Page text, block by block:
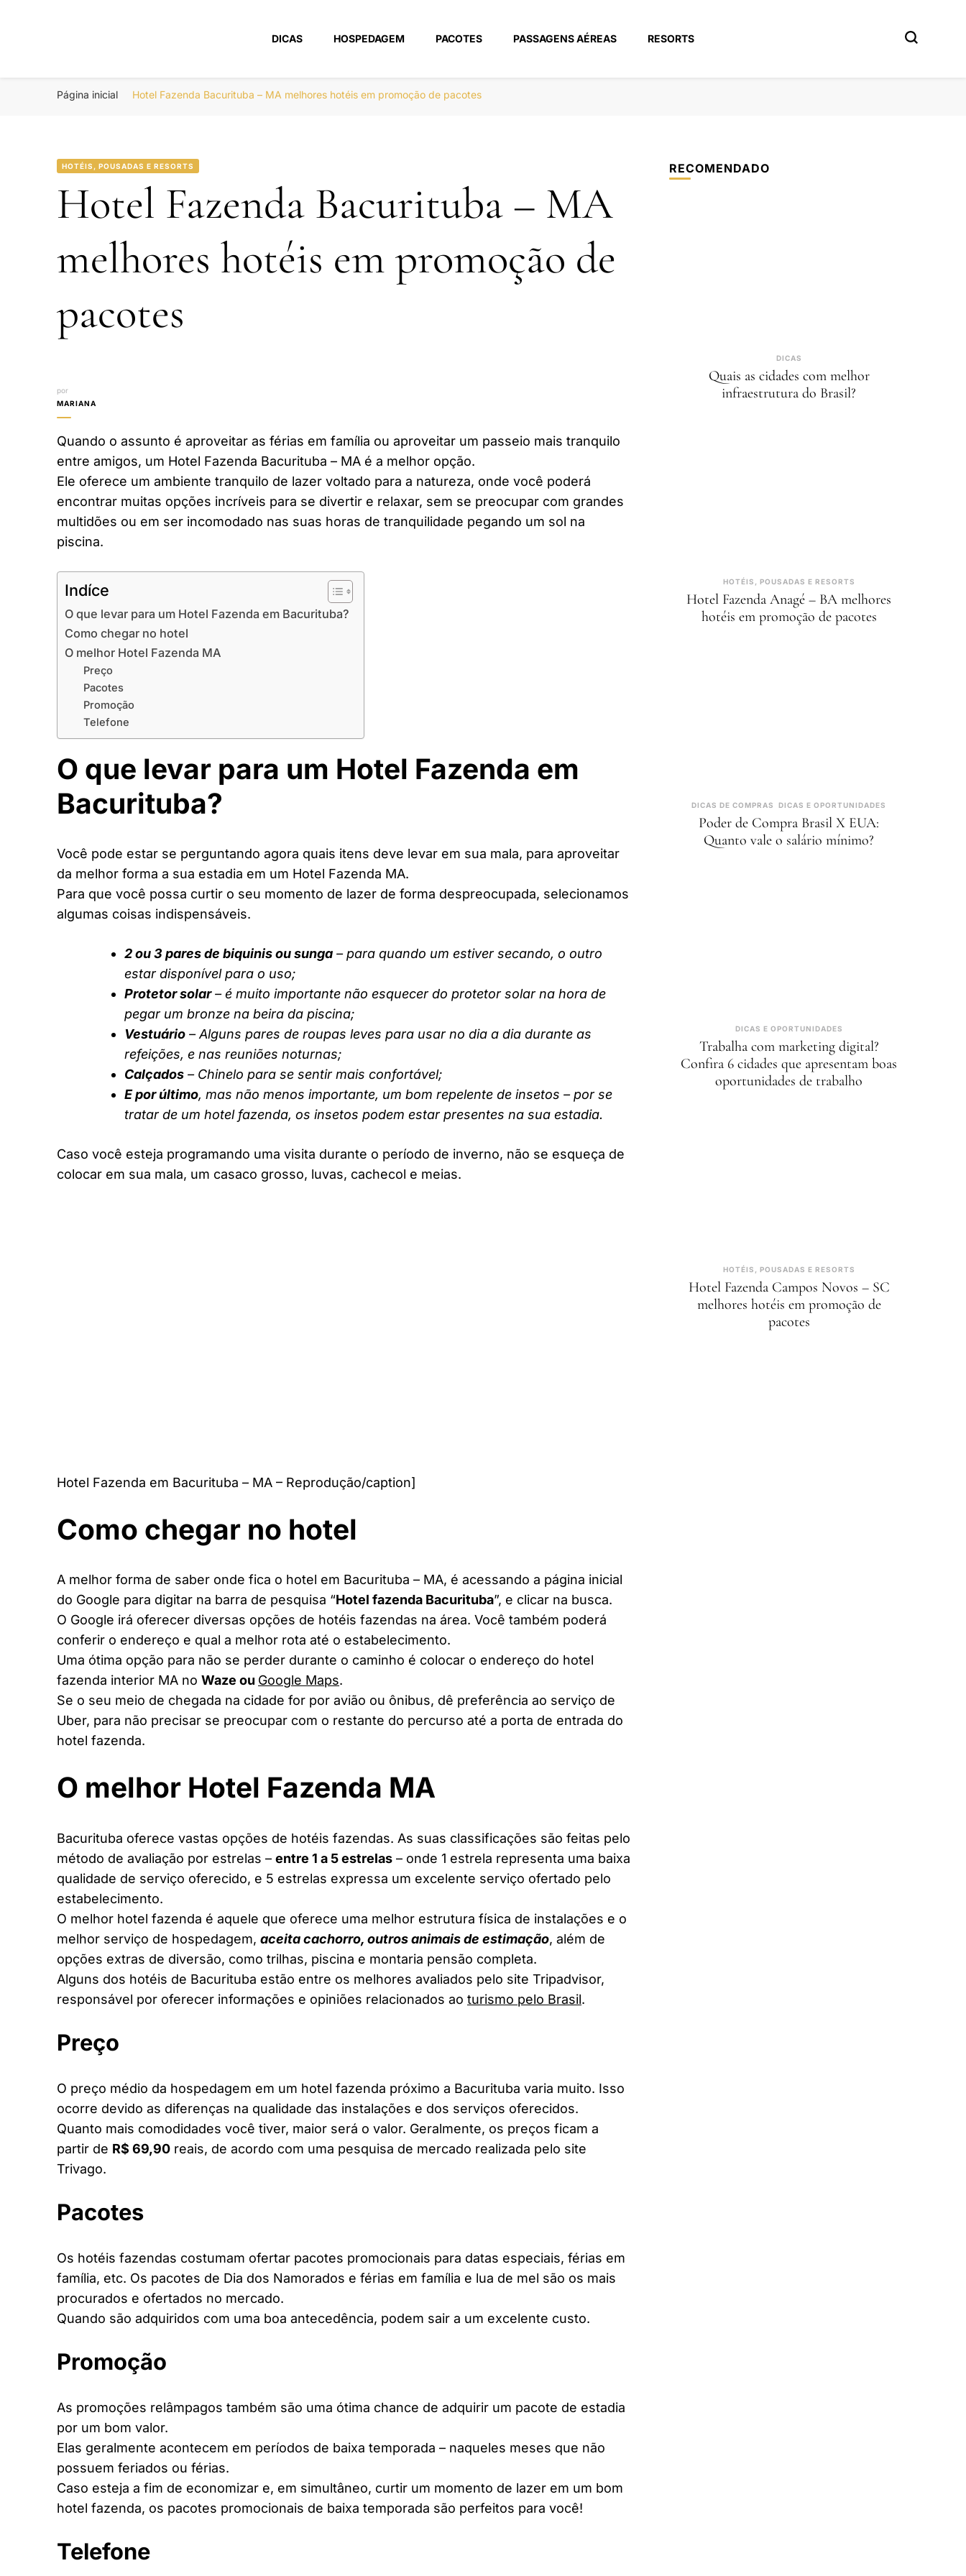
Portal Boa Viagem
DICAS HOSPEDAGEM PACOTES PASSAGENS AÉREAS RESORTS
Página inicial Hotel Fazenda Bacurituba – MA melhores hotéis em promoção de pacotes
HOTÉIS, POUSADAS E RESORTS
Hotel Fazenda Bacurituba – MA
melhores hotéis em promoção de
pacotes
por
MARIANA
Quando o assunto é aproveitar as férias em família ou aproveitar um passeio mais tranquilo
entre amigos, um Hotel Fazenda Bacurituba – MA é a melhor opção.
Ele oferece um ambiente tranquilo de lazer voltado para a natureza, onde você poderá
encontrar muitas opções incríveis para se divertir e relaxar, sem se preocupar com grandes
multidões ou em ser incomodado nas suas horas de tranquilidade pegando um sol na
piscina.
Indíce
O que levar para um Hotel Fazenda em Bacurituba?
Como chegar no hotel
O melhor Hotel Fazenda MA
Preço
Pacotes
Promoção
Telefone
O que levar para um Hotel Fazenda em
Bacurituba?
Você pode estar se perguntando agora quais itens deve levar em sua mala, para aproveitar
da melhor forma a sua estadia em um Hotel Fazenda MA.
Para que você possa curtir o seu momento de lazer de forma despreocupada, selecionamos
algumas coisas indispensáveis.
2 ou 3 pares de biquinis ou sunga – para quando um estiver secando, o outro
estar disponível para o uso;
Protetor solar– é muito importante não esquecer do protetor solar na hora de
pegar um bronze na beira da piscina;
Vestuário – Alguns pares de roupas leves para usar no dia a dia durante as
refeições, e nas reuniões noturnas;
Calçados – Chinelo para se sentir mais confortável;
E por último, mas não menos importante, um bom repelente de insetos – por se
tratar de um hotel fazenda, os insetos podem estar presentes na sua estadia.
Caso você esteja programando uma visita durante o período de inverno, não se esqueça de
colocar em sua mala, um casaco grosso, luvas, cachecol e meias.
Hotel Fazenda em Bacurituba – MA – Reprodução/caption]
Como chegar no hotel
A melhor forma de saber onde fica o hotel em Bacurituba – MA, é acessando a página inicial
do Google para digitar na barra de pesquisa “Hotel fazenda Bacurituba”, e clicar na busca.
O Google irá oferecer diversas opções de hotéis fazendas na área. Você também poderá
conferir o endereço e qual a melhor rota até o estabelecimento.
Uma ótima opção para não se perder durante o caminho é colocar o endereço do hotel
fazenda interior MA no Waze ou Google Maps.
Se o seu meio de chegada na cidade for por avião ou ônibus, dê preferência ao serviço de
Uber, para não precisar se preocupar com o restante do percurso até a porta de entrada do
hotel fazenda.
O melhor Hotel Fazenda MA
Bacurituba oferece vastas opções de hotéis fazendas. As suas classificações são feitas pelo
método de avaliação por estrelas – entre 1 a 5 estrelas – onde 1 estrela representa uma baixa
qualidade de serviço oferecido, e 5 estrelas expressa um excelente serviço ofertado pelo
estabelecimento.
O melhor hotel fazenda é aquele que oferece uma melhor estrutura física de instalações e o
melhor serviço de hospedagem, aceita cachorro, outros animais de estimação, além de
opções extras de diversão, como trilhas, piscina e montaria pensão completa.
Alguns dos hotéis de Bacurituba estão entre os melhores avaliados pelo site Tripadvisor,
responsável por oferecer informações e opiniões relacionados ao turismo pelo Brasil.
Preço
O preço médio da hospedagem em um hotel fazenda próximo a Bacurituba varia muito. Isso
ocorre devido as diferenças na qualidade das instalações e dos serviços oferecidos.
Quanto mais comodidades você tiver, maior será o valor. Geralmente, os preços ficam a
partir de R$ 69,90 reais, de acordo com uma pesquisa de mercado realizada pelo site
Trivago.
Pacotes
Os hotéis fazendas costumam ofertar pacotes promocionais para datas especiais, férias em
família, etc. Os pacotes de Dia dos Namorados e férias em família e lua de mel são os mais
procurados e ofertados no mercado.
Quando são adquiridos com uma boa antecedência, podem sair a um excelente custo.
Promoção
As promoções relâmpagos também são uma ótima chance de adquirir um pacote de estadia
por um bom valor.
Elas geralmente acontecem em períodos de baixa temporada – naqueles meses que não
possuem feriados ou férias.
Caso esteja a fim de economizar e, em simultâneo, curtir um momento de lazer em um bom
hotel fazenda, os pacotes promocionais de baixa temporada são perfeitos para você!
Telefone
RECOMENDADO
DICAS
Quais as cidades com melhor
infraestrutura do Brasil?
HOTÉIS, POUSADAS E RESORTS
Hotel Fazenda Anagé – BA melhores
hotéis em promoção de pacotes
DICAS DE COMPRAS DICAS E OPORTUNIDADES
Poder de Compra Brasil X EUA:
Quanto vale o salário mínimo?
DICAS E OPORTUNIDADES
Trabalha com marketing digital?
Confira 6 cidades que apresentam boas
oportunidades de trabalho
HOTÉIS, POUSADAS E RESORTS
Hotel Fazenda Campos Novos – SC
melhores hotéis em promoção de
pacotes